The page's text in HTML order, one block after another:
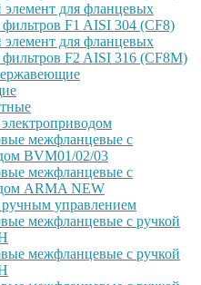
для фланцевых
F1 AISI 304 (CF8)
для фланцевых
F2 AISI 316 (CF8M)
межфланцевые с
BVM01/02/03
межфланцевые с
ARMA NEW
управлением
межфланцевые с ручкой
межфланцевые с ручкой